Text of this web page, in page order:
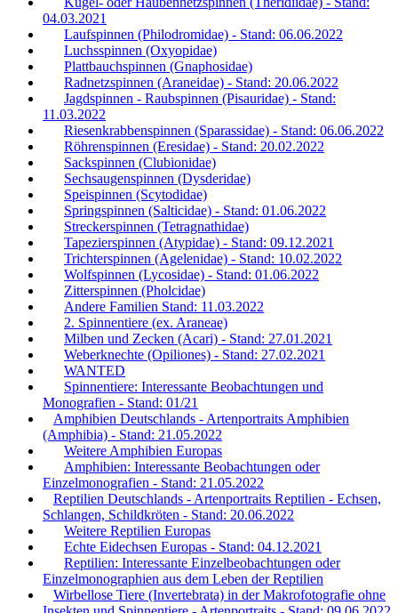
04.03.2021
Laufspinnen (Philodromidae) - Stand: 06.06.2022
Luchsspinnen (Oxyopidae)
Plattbauchspinnen (Gnaphosidae)
Radnetzspinnen (Araneidae) - Stand: 20.06.2022
Jagdspinnen - Raubspinnen (Pisauridae) - Stand:
11.03.2022
Riesenkrabbenspinnen (Sparassidae) - Stand: 06.06.2022
Röhrenspinnen (Eresidae) - Stand: 20.02.2022
Sackspinnen (Clubionidae)
Sechsaugenspinnen (Dysderidae)
Speispinnen (Scytodidae)
Springspinnen (Salticidae) - Stand: 01.06.2022
Streckerspinnen (Tetragnathidae)
Tapezierspinnen (Atypidae) - Stand: 09.12.2021
Trichterspinnen (Agelenidae) - Stand: 10.02.2022
Wolfspinnen (Lycosidae) - Stand: 01.06.2022
Zitterspinnen (Pholcidae)
Andere Familien Stand: 11.03.2022
2. Spinnentiere (ex. Araneae)
Milben und Zecken (Acari) - Stand: 27.01.2021
Weberknechte (Opiliones) - Stand: 27.02.2021
WANTED
Spinnentiere: Interessante Beobachtungen und
Monografien - Stand: 01/21
Amphibien Deutschlands - Artenportraits Amphibien
(Amphibia) - Stand: 21.05.2022
Weitere Amphibien Europas
Amphibien: Interessante Beobachtungen oder
Einzelmonografien - Stand: 21.05.2022
Reptilien Deutschlands - Artenportraits Reptilien - Echsen,
Schlangen, Schildkröten - Stand: 20.06.2022
Weitere Reptilien Europas
Echte Eidechsen Europas - Stand: 04.12.2021
Reptilien: Interessante Einzelbeobachtungen oder
Einzelmonographien aus dem Leben der Reptilien
Wirbellose Tiere (Invertebrata) in der Makrofotografie ohne